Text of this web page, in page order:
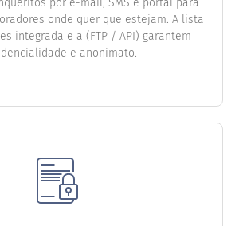
onde quer que estejam. A lista
integrada e a (FTP / API) garantem
e anonimato.